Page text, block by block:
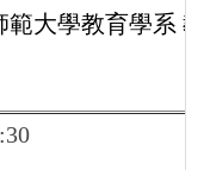
範大學教育學系